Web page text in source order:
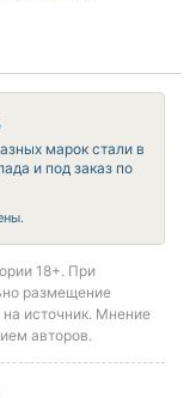
марок стали в
и под заказ по
18+. При
размещение
источник. Мнение
авторов.